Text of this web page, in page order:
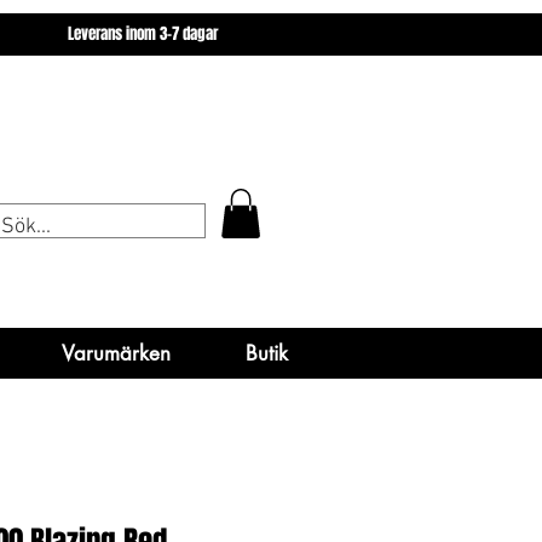
Varumärken
Leverans inom 3-7 dagar
Varumärken
Varumärken Butik